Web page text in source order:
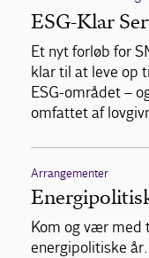
ESG-Klar
Et nyt forløb for
klar til at leve op
ESG-området –
omfattet af
Arrangementer
Kom og vær med
energipolitiske år.